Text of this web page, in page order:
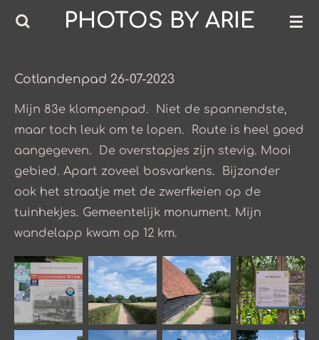
Ga
de
PHOTOS BY ARIE
Cotlandenpad 26-07-2023
Mijn 83e klompenpad. Niet de spannendste,
maar toch leuk om te lopen. Route is heel goed
aangegeven. De overstapjes zijn stevig. Mooi
gebied. Apart zoveel bosvarkens. Bijzonder
ook het straatje met de zwerfkeien op de
tuinhekjes. Gemeentelijk monument. Mijn
wandelapp kwam op 12 km.